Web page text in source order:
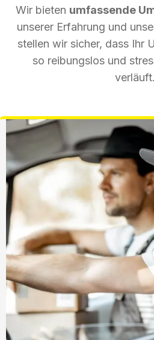
Wir bieten umfassende
unserer Erfahrung und
stellen wir sicher, dass Ihr
so reibungslos und
verläuft.